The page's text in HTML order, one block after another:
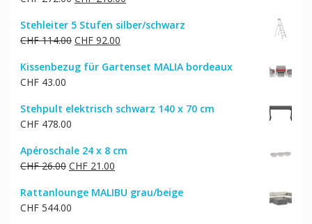
war:
CHF 272.00
ist:
Stehleiter 5 Stufen silber/schwarz
CHF114.00 Ursprünglicher
war:
CHF92.00Aktueller
ist:
Kissenbezug für Gartenset MALIA bordeaux
CHF43.00
Stehpult elektrisch schwarz 140 x 70 cm
CHF478.00
Apéroschale 24 x 8 cm
CHF26.00 Ursprünglicher
war:
CHF 26.00
CHF21.00Aktueller
ist:
Rattanlounge MALIBU grau/beige
CHF544.00